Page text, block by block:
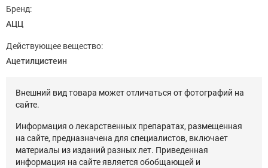
Бренд:
АЦЦ
Действующее вещество:
Ацетилцистеин
Внешний вид товара может отличаться от фотографий на
сайте.
Информация о лекарственных препаратах, размещенная
на сайте, предназначена для специалистов, включает
материалы из изданий разных лет. Приведенная
информация на сайте является обобщающей и